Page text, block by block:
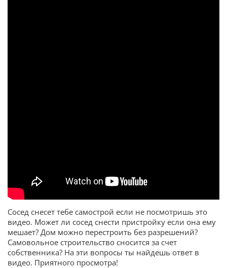
Сосед снесет тебе самострой если не посмотришь это
видео. Может ли сосед снести пристройку если она ему
мешает? Дом можно перестроить без разрешений?
Самовольное строительство сносится за счет
собственника? На эти вопросы ты найдешь ответ в
видео. Приятного просмотра!